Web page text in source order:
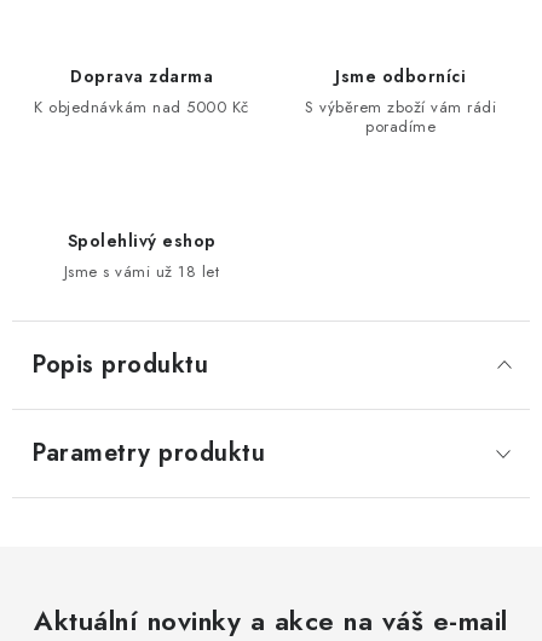
Doprava zdarma
K objednávkám nad 5000 Kč
Jsme odborníci
S výběrem zboží vám rádi
poradíme
Spolehlivý eshop
Jsme s vámi už 18 let
Popis produktu
Parametry produktu
Aktuální novinky a akce na váš e-mail